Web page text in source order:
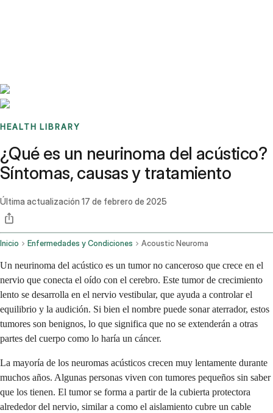
HEALTH LIBRARY
¿Qué es un neurinoma del acústico?
Síntomas, causas y tratamiento
Última actualización 17 de febrero de 2025
Inicio Enfermedades y Condiciones Acoustic Neuroma
Un neurinoma del acústico es un tumor no canceroso que crece en el
nervio que conecta el oído con el cerebro. Este tumor de crecimiento
lento se desarrolla en el nervio vestibular, que ayuda a controlar el
equilibrio y la audición. Si bien el nombre puede sonar aterrador, estos
tumores son benignos, lo que significa que no se extenderán a otras
partes del cuerpo como lo haría un cáncer.
La mayoría de los neuromas acústicos crecen muy lentamente durante
muchos años. Algunas personas viven con tumores pequeños sin saber
que los tienen. El tumor se forma a partir de la cubierta protectora
alrededor del nervio, similar a como el aislamiento cubre un cable